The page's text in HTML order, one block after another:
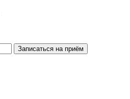
Записаться на приём